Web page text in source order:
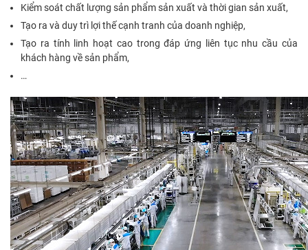
Kiểm soát chất lượng sản phẩm sản xuất và thời gian sản xuất,
Tạo ra và duy trì lợi thế cạnh tranh của doanh nghiệp,
Tạo ra tính linh hoạt cao trong đáp ứng liên tục nhu cầu của
khách hàng về sản phẩm,
…